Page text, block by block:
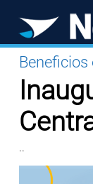
Beneficios
..